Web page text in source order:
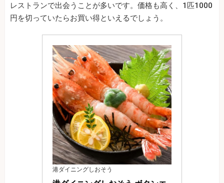
レストランで出会うことが多いです。価格も高く、1匹1000
円を切っていたらお買い得といえるでしょう。
港ダイニングしおそう